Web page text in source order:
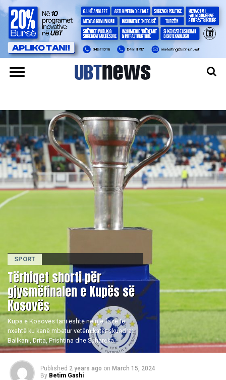
SPORT
Tërhiqet shorti për
gjysmëfinalen e Kupës së
Kosovës
Kupa e Kosovës tani është në një fazë të
nxehtë ku kanë mbetur vetëm katër skuadra:
Ballkani, Drita, Prishtina dhe Suhareka.
Published 2 years ago on March 15, 2024
By Betim Gashi